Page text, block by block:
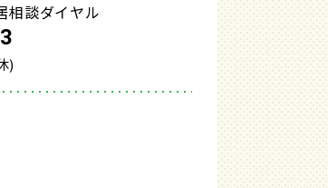
相談ダイヤル
)